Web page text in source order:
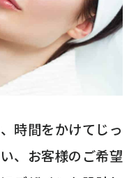
時間をかけてじっ
、お客様のご希望